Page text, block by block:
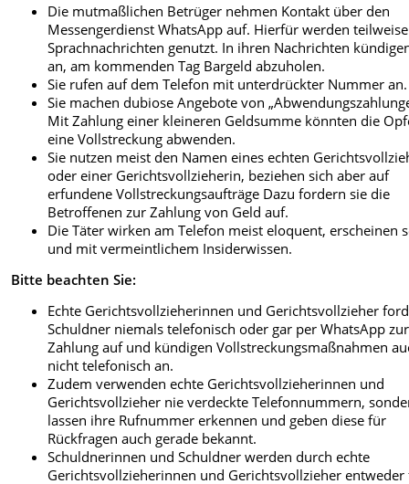
Die mutmaßlichen Betrüger nehmen Kontakt über den
Messengerdienst WhatsApp auf. Hierfür werden teilweise
Sprachnachrichten genutzt. In ihren Nachrichten
an, am kommenden Tag Bargeld abzuholen.
Sie rufen auf dem Telefon mit unterdrückter Nummer an.
Sie machen dubiose Angebote von
Mit Zahlung einer kleineren Geldsumme könnten die
eine Vollstreckung abwenden.
Sie nutzen meist den Namen eines echten
oder einer Gerichtsvollzieherin, beziehen sich aber auf
erfundene Vollstreckungsaufträge Dazu fordern sie die
Betroffenen zur Zahlung von Geld auf.
Die Täter wirken am Telefon meist eloquent, erscheinen
und mit vermeintlichem Insiderwissen.
Bitte beachten Sie:
Echte Gerichtsvollzieherinnen und Gerichtsvollzieher
Schuldner niemals telefonisch oder gar per WhatsApp zur
Zahlung auf und kündigen Vollstreckungsmaßnahmen
nicht telefonisch an.
Zudem verwenden echte Gerichtsvollzieherinnen und
Gerichtsvollzieher nie verdeckte Telefonnummern,
lassen ihre Rufnummer erkennen und geben diese für
Rückfragen auch gerade bekannt.
Schuldnerinnen und Schuldner werden durch echte
Gerichtsvollzieherinnen und Gerichtsvollzieher